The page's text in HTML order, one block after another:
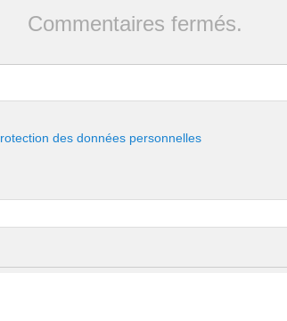
Commentaires fermés.
des données personnelles